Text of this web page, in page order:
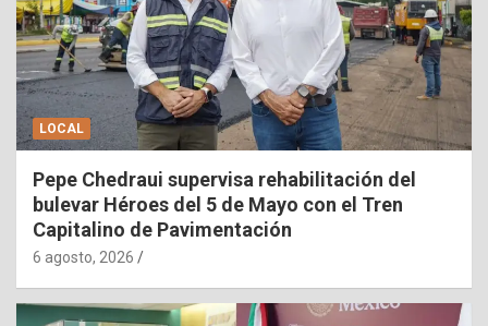
LOCAL
Pepe Chedraui supervisa rehabilitación del
bulevar Héroes del 5 de Mayo con el Tren
Capitalino de Pavimentación
6 agosto, 2026